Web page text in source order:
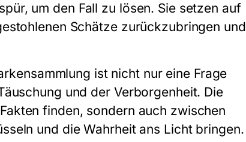
um den Fall zu lösen. Sie setzen auf
Schätze zurückzubringen und
ist nicht nur eine Frage
und der Verborgenheit. Die
finden, sondern auch zwischen
und die Wahrheit ans Licht bringen.